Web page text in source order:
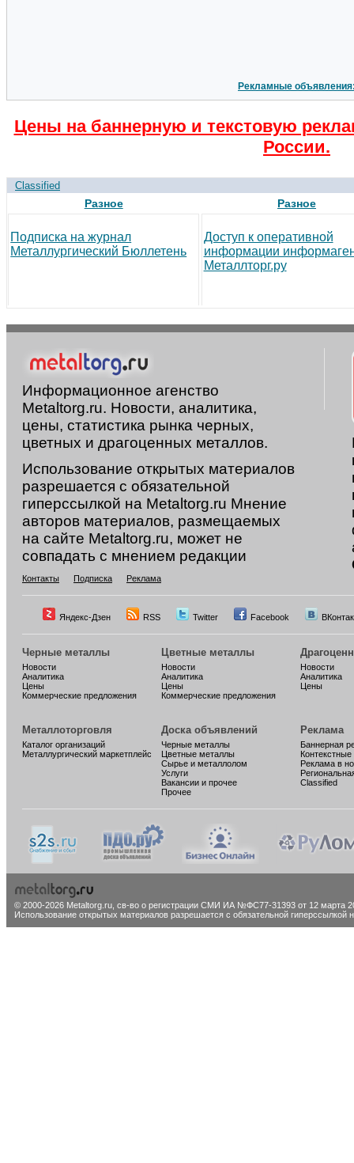
Рекламные
Цены на баннерную и текстовую
России.
Classified
Разное
Подписка на журнал
Металлургический Бюллетень
Разное
Доступ к оперативной
информации
Металлторг.ру
Информационное агенство
Metaltorg.ru. Новости, аналитика,
цены, статистика рынка черных,
цветных и драгоценных металлов.
Использование открытых материалов
разрешается с обязательной
гиперссылкой на Metaltorg.ru Мнение
авторов материалов, размещаемых
на сайте Metaltorg.ru, может не
совпадать с мнением редакции
Контакты Подписка Реклама
Яндекс-Дзен RSS Twitter Facebook
Черные металлы
Новости
Аналитика
Цены
Коммерческие предложения
Цветные металлы
Новости
Аналитика
Цены
Коммерческие предложения
Новости
Аналитика
Цены
Металлоторговля
Каталог организаций
Металлургический маркетплейс
Доска объявлений
Черные металлы
Цветные металлы
Сырье и металлолом
Услуги
Вакансии и прочее
Прочее
Реклама
Баннерная
Реклама в
Classified
© 2000-2026 Metaltorg.ru, св-во о регистрации СМИ ИА №ФС77-31393 от 12 марта
Использование открытых материалов разрешается с обязательной гиперссылкой